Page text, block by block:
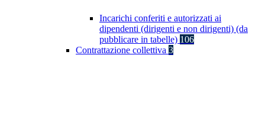
Incarichi conferiti e autorizzati ai
dipendenti (dirigenti e non dirigenti) (da
pubblicare in tabelle) 106
Contrattazione collettiva 3